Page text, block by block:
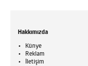
Hakkımızda
Künye
Reklam
İletişim